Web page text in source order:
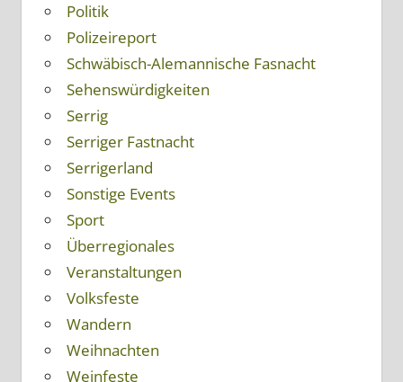
Politik
Polizeireport
Schwäbisch-Alemannische Fasnacht
Sehenswürdigkeiten
Serrig
Serriger Fastnacht
Serrigerland
Sonstige Events
Sport
Überregionales
Veranstaltungen
Volksfeste
Wandern
Weihnachten
Weinfeste